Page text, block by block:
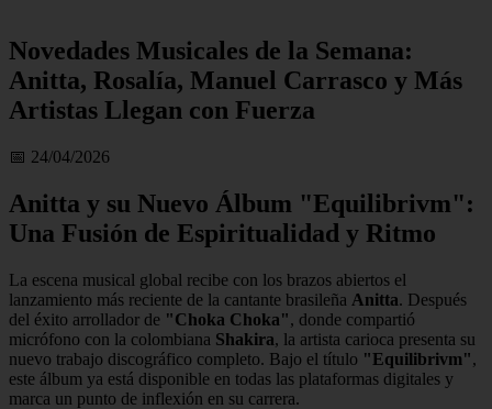
Novedades Musicales de la Semana:
Anitta, Rosalía, Manuel Carrasco y Más
Artistas Llegan con Fuerza
📅 24/04/2026
Anitta y su Nuevo Álbum "Equilibrivm":
Una Fusión de Espiritualidad y Ritmo
La escena musical global recibe con los brazos abiertos el
lanzamiento más reciente de la cantante brasileña Anitta. Después
del éxito arrollador de "Choka Choka", donde compartió
micrófono con la colombiana Shakira, la artista carioca presenta su
nuevo trabajo discográfico completo. Bajo el título "Equilibrivm",
este álbum ya está disponible en todas las plataformas digitales y
marca un punto de inflexión en su carrera.